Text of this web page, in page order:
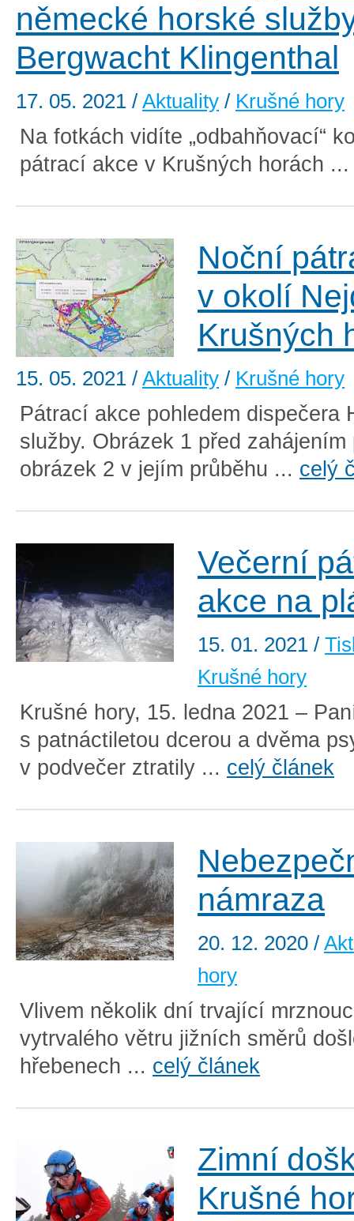
německé horské
Bergwacht Klingenthal
17. 05. 2021 / Aktuality / Krušné hory
Na fotkách vidíte „odbahňovací“
pátrací akce v Krušných horách
Noční
v okolí
Krušných
15. 05. 2021 / Aktuality / Krušné hory
Pátrací akce pohledem dispečera
služby. Obrázek 1 před zahájením
obrázek 2 v jejím průběhu ... celý
Večerní
akce na
15. 01. 2021 /
Krušné hory
Krušné hory, 15. ledna 2021 –
s patnáctiletou dcerou a dvěma
v podvečer ztratily ... celý článek
námraza
20. 12. 2020 /
hory
Vlivem několik dní trvající
vytrvalého větru jižních směrů
hřebenech ... celý článek
Zimní
Krušné